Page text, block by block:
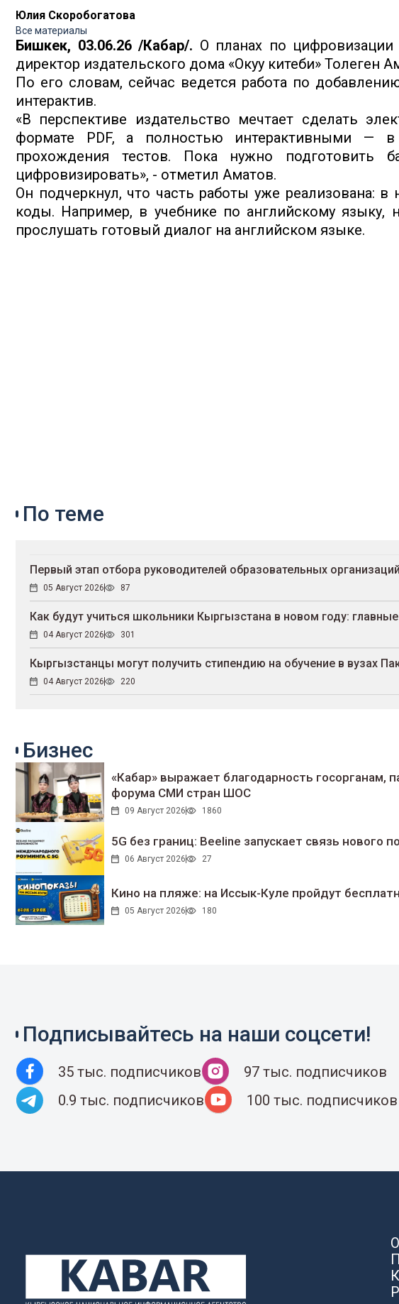
Юлия Скоробогатова
Все материалы
Бишкек, 03.06.26 /Кабар/. О планах по цифровизации
директор издательского дома «Окуу китеби» Толеген
По его словам, сейчас ведется работа по
интерактив.
«В перспективе издательство мечтает сделать
формате PDF, а полностью интерактивными —
прохождения тестов. Пока нужно подготовить
цифровизировать», - отметил Аматов.
Он подчеркнул, что часть работы уже реализована:
коды. Например, в учебнике по английскому языку,
прослушать готовый диалог на английском языке.
По теме
Первый этап отбора руководителей образовательных
05 Август 2026 87
Как будут учиться школьники Кыргызстана в новом году:
04 Август 2026 301
Кыргызстанцы могут получить стипендию на обучение в вузах
04 Август 2026 220
Бизнес
«Кабар» выражает благодарность госорганам,
форума СМИ стран ШОС
09 Август 2026 1860
5G без границ: Beeline запускает связь
06 Август 2026 27
Кино на пляже: на Иссык-Куле пройдут
05 Август 2026 180
Подписывайтесь на наши соцсети!
35 тыс. подписчиков
97 тыс. подписчиков
0.9 тыс. подписчиков
100 тыс. подписчиков